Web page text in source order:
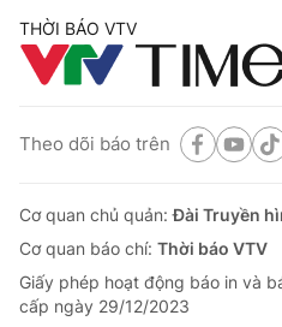
THỜI BÁO VTV
Theo dõi báo trên
Cơ quan chủ quản:Đài Truyền
Cơ quan báo chí: Thời báo VTV
Giấy phép hoạt động báo in và
cấp ngày 29/12/2023